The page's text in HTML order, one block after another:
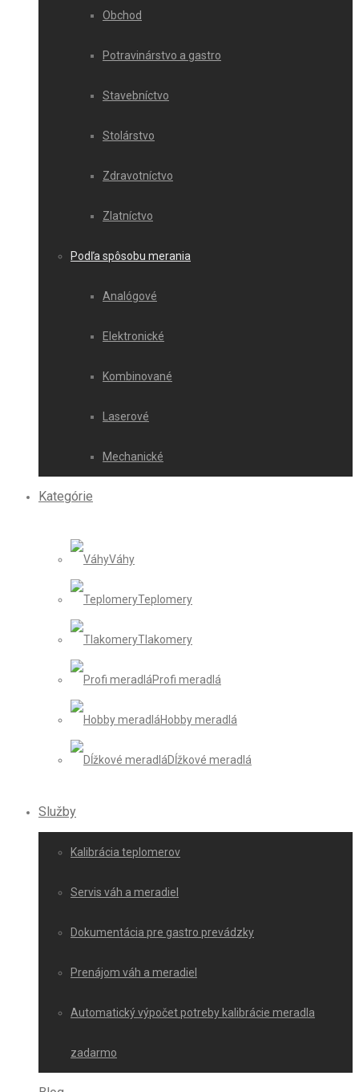
Obchod
Potravinárstvo a gastro
Stavebníctvo
Stolárstvo
Zdravotníctvo
Zlatníctvo
Podľa spôsobu merania
Analógové
Elektronické
Kombinované
Laserové
Mechanické
Kategórie
Váhy
Teplomery
Tlakomery
Profi meradlá
Hobby meradlá
Dĺžkové meradlá
Služby
Kalibrácia teplomerov
Servis váh a meradiel
Dokumentácia pre gastro prevádzky
Prenájom váh a meradiel
Automatický výpočet potreby kalibrácie meradla
zadarmo